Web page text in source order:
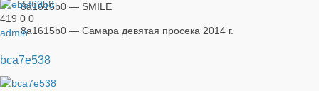
8a1615b0 — SMILE
8a1615b0 — Самара девятая просека 2014 г.
419 0 0
admin
bca7e538